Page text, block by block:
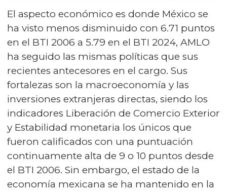
El aspecto económico es donde México se
ha visto menos disminuido con 6.71 puntos
en el BTI 2006 a 5.79 en el BTI 2024, AMLO
ha seguido las mismas políticas que sus
recientes antecesores en el cargo. Sus
fortalezas son la macroeconomía y las
inversiones extranjeras directas, siendo los
indicadores Liberación de Comercio Exterior
y Estabilidad monetaria los únicos que
fueron calificados con una puntuación
continuamente alta de 9 o 10 puntos desde
el BTI 2006. Sin embargo, el estado de la
economía mexicana se ha mantenido en la